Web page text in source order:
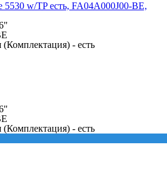
5530 w/TP есть, FA04A000J00-BE,
(Комплектация) - есть
(Комплектация) - есть